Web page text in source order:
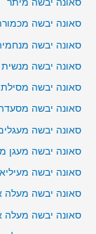
סאונה יבשה מיתר
סאונה יבשה
סאונה יבשה
סאונה יבשה מנשית
סאונה יבשה מסילת
סאונה יבשה
סאונה יבשה
סאונה יבשה מעגן
סאונה יבשה מעיליא
סאונה יבשה מעלה
סאונה יבשה מעלה